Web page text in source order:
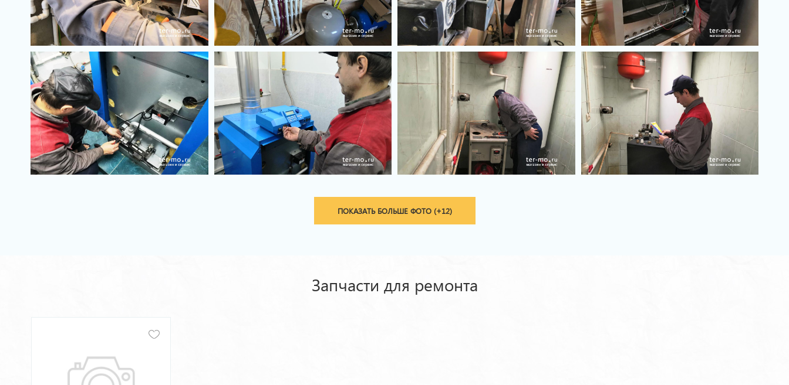
ПОКАЗАТЬ БОЛЬШЕ ФОТО (+12)
Запчасти для ремонта